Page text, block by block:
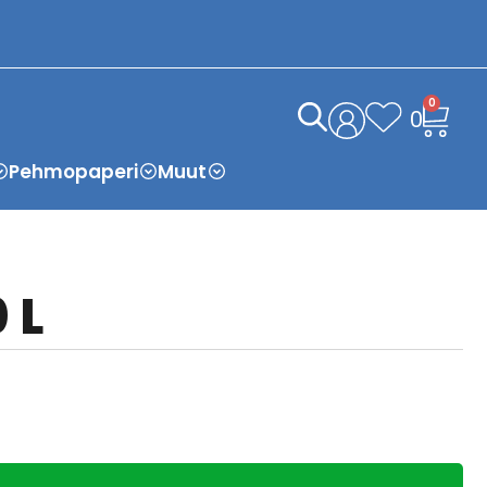
0
0
Pehmopaperi Muut
L